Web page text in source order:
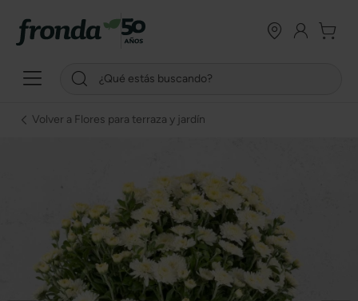
Volver a Flores para terraza y jardín